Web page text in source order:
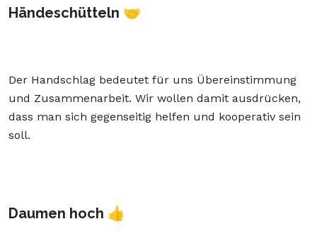
Händeschütteln 🤝
Der Handschlag bedeutet für uns Übereinstimmung
und Zusammenarbeit. Wir wollen damit ausdrücken,
dass man sich gegenseitig helfen und kooperativ sein
soll.
Daumen hoch 👍